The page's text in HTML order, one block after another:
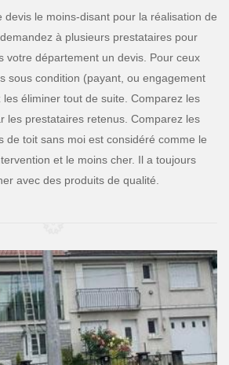
devis le moins-disant pour la réalisation de
à plusieurs prestataires pour
votre département un devis. Pour ceux
sous condition (payant, ou engagement
éliminer tout de suite. Comparez les
les prestataires retenus. Comparez les
de toit sans moi est considéré comme le
et le moins cher. Il a toujours
avec des produits de qualité.